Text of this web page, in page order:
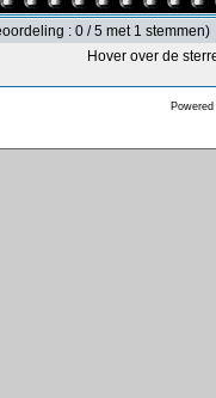
: 0 / 5 met 1 stemmen)
Hover over de